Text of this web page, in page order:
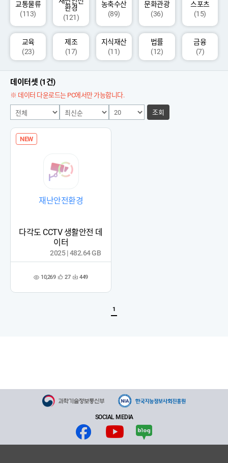
고객지원
교통물류
(113)
환경
(121)
농축수산
(89)
문화관광
(36)
스포츠
(15)
교육
(23)
제조
(17)
지식재산
(11)
법률
(12)
금융
(7)
데이터셋 (1건)
※ 데이터 다운로드는 PC에서만 가능합니다.
조회
NEW
재난안전환경
다각도 CCTV 생활안전 데
이터
조 10,269 관
록
27 다 449
2025 | 482.64 GB
1
SOCIAL MEDIA